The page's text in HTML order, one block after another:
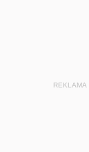
REKLAMA